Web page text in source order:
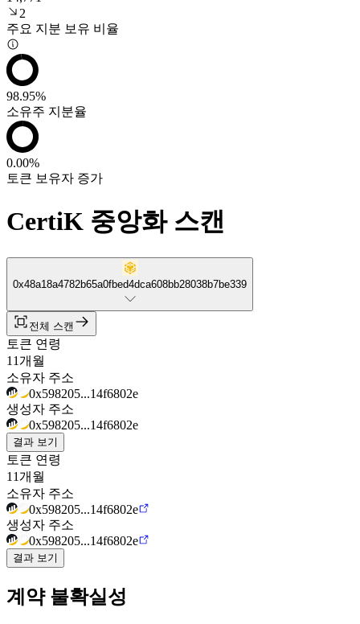
2
주요 지분 보유 비율
98.95%
소유주 지분율
0.00%
토큰 보유자 증가
CertiK 중앙화 스캔
0x48a18a4782b65a0fbed4dca608bb28038b7be339
전체 스캔
토큰 연령
11개월
소유자 주소
0x598205...14f6802e
생성자 주소
0x598205...14f6802e
결과 보기
토큰 연령
11개월
소유자 주소
0x598205...14f6802e
생성자 주소
0x598205...14f6802e
결과 보기
계약 불확실성